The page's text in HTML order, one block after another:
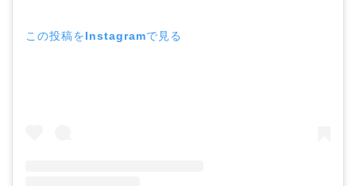
この投稿をInstagramで見る